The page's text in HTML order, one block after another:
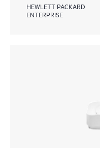
HEWLETT PACKARD
ENTERPRISE